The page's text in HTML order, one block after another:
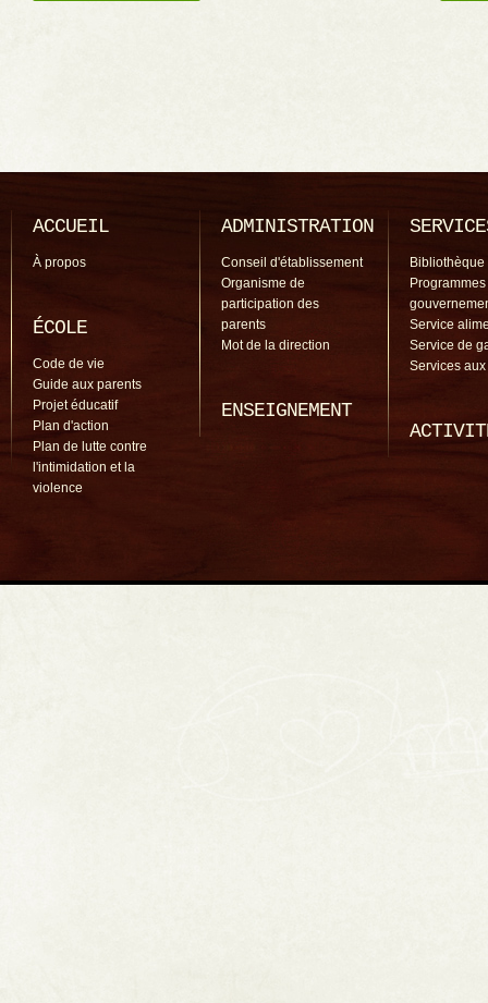
ACCUEIL
À propos
ÉCOLE
Code de vie
Guide aux parents
Projet éducatif
Plan d'action
Plan de lutte contre
l'intimidation et la
violence
ADMINISTRATION
Conseil d'établissement
Organisme de
participation des
parents
Mot de la direction
ENSEIGNEMENT
Bibliothèque
Programmes
Service
Service de
Services